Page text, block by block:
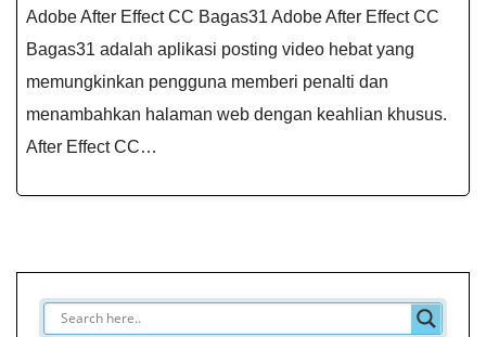
Adobe After Effect CC Bagas31​ Adobe After Effect CC
Bagas31​ adalah aplikasi posting video hebat yang
memungkinkan pengguna memberi penalti dan
menambahkan halaman web dengan keahlian khusus.
After Effect CC…